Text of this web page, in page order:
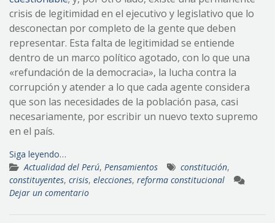
crisis de legitimidad en el ejecutivo y legislativo que lo
desconectan por completo de la gente que deben
representar. Esta falta de legitimidad se entiende
dentro de un marco político agotado, con lo que una
«refundación de la democracia», la lucha contra la
corrupción y atender a lo que cada agente considera
que son las necesidades de la población pasa, casi
necesariamente, por escribir un nuevo texto supremo
en el país.
Siga leyendo…
Actualidad del Perú, Pensamientos constitución,
constituyentes, crisis, elecciones, reforma constitucional
Dejar un comentario